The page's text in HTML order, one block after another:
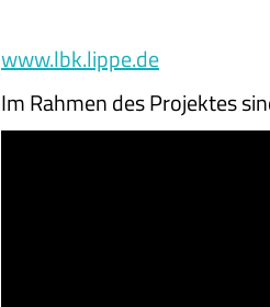
www.lbk.lippe.de
Im Rahmen des Projektes